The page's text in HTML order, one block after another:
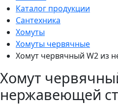
Каталог продукции
Сантехника
Хомуты
Хомуты червячные
Хомут червячный W2 из
Хомут
нержавеющей